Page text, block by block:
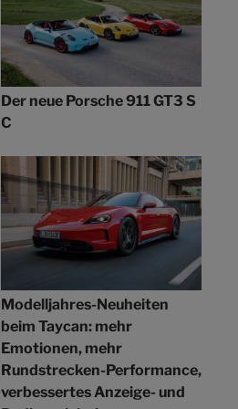
Der neue Porsche 911 GT3 S
C
Modelljahres-Neuheiten
beim Taycan: mehr
Emotionen, mehr
Rundstrecken-Performance,
verbessertes Anzeige- und